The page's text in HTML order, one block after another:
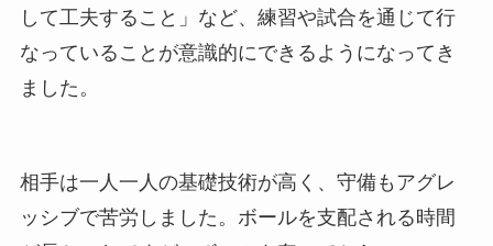
して工夫すること」など、練習や試合を通じて行
なっていることが意識的にできるようになってき
ました。
相手は一人一人の基礎技術が高く、守備もアグレ
ッシブで苦労しました。ボールを支配される時間